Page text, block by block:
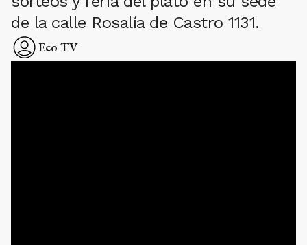
de la calle Rosalía de Castro 1131.
Eco TV